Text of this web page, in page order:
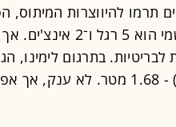
תרמו להיווצרות
קבע שגובהו הרשמי
הצרפתי (והרשמי) - 1.68